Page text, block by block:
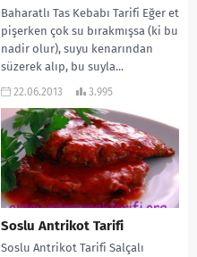
Baharatlı Tas Kebabı Tarifi Eğer et
pişerken çok su bırakmışsa (ki bu
nadir olur), suyu kenarından
süzerek alıp, bu suyla...
22.06.2013 3.995
Soslu Antrikot Tarifi
Soslu Antrikot Tarifi Salçalı